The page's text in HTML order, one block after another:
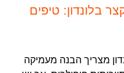
בלונדון: טיפים
מצריך הבנה מעמיקה